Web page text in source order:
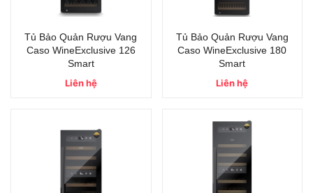
Tủ Bảo Quản Rượu Vang
Caso WineExclusive 126
Smart
Liên hệ
Tủ Bảo Quản Rượu Vang
Caso WineExclusive 180
Smart
Liên hệ